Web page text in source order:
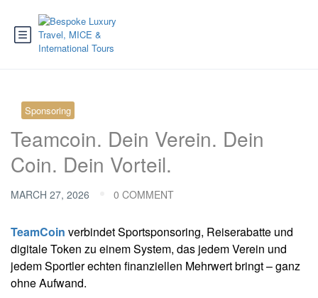
Sponsoring
Teamcoin. Dein Verein. Dein
Coin. Dein Vorteil.
MARCH 27, 2026 0 COMMENT
TeamCoin verbindet Sportsponsoring, Reiserabatte und
digitale Token zu einem System, das jedem Verein und
jedem Sportler echten finanziellen Mehrwert bringt – ganz
ohne Aufwand.